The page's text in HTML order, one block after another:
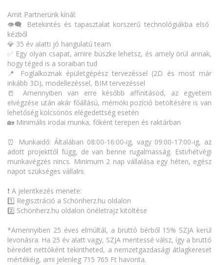
Amit Partnerünk kínál:
👁️‍🗨️ Betekintés és tapasztalat korszerű technológiákba első
kézből
💎 35 év alatti jó hangulatú team
✅ Egy olyan csapat, amire büszke lehetsz, és amely örül annak,
hogy téged is a soraiban tud
📍 Foglalkoznak épületgépész tervezéssel (2D és most már
inkább 3D), modellezéssel, BIM tervezéssel
📒 Amennyiben van erre később affinitásod, az egyetem
elvégzése után akár főállású, mérnöki pozíció betöltésére is van
lehetőség kölcsönös elégedettség esetén
🏡 Minimális irodai munka, főként terepen és raktárban
⏰ Munkaidő: Általában 08:00-16:00-ig, vagy 09:00-17:00-ig, az
adott projekttől függ, de van benne rugalmasság. Esti/hétvégi
munkavégzés nincs. Minimum 2 nap vállalása egy héten, egész
napot szükséges vállalni.
❗ A jelentkezés menete:
1️⃣ Regisztráció a Schönherz.hu oldalon
2️⃣ Schönherz.hu oldalon önéletrajz kitöltése
*Amennyiben 25 éves elmúltál, a bruttó bérből 15% SZJA kerül
levonásra. Ha 25 év alatt vagy, SZJA mentessé válsz, így a bruttó
béredet nettóként tekintheted, a nemzetgazdasági átlagkereset
mértékéig, ami jelenleg 715 765 Ft havonta.